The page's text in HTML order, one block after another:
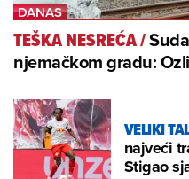
TEŠKA NESREĆA/
njemačkom gradu:
VELIKI
najveći
Stigao